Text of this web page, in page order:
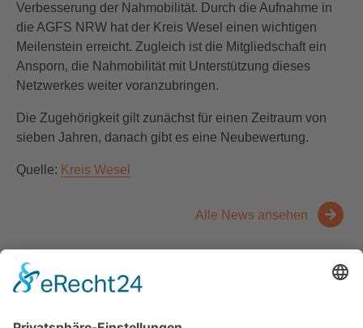
Verbesserung der Nahmobilität. Durch die Aufnahme in
die AGFS NRW hat der Kreis Wesel einen wichtigen
Meilenstein erreicht. Zugleich ist die Mitgliedschaft ein
Ansporn, die Nahmobilität mit Unterstützung dieses
Netzwerkes weiter voranzubringen.
Die Zugehörigkeit gilt zunächst für einen Zeitraum von
sieben Jahren, danach gibt es eine Neubewertung.
Quelle: Kreis Wesel
Alle News ansehen